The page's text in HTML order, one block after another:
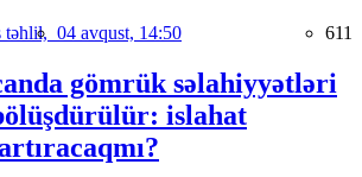
təhlil, 04 avqust, 14:50 611
gömrük səlahiyyətləri
islahat